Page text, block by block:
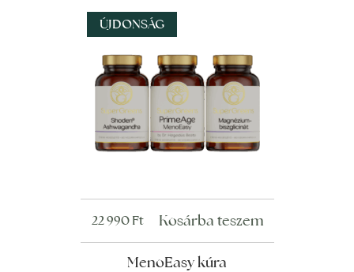
ÚJDONSÁG
MenoEasy kúra
22 990Ft Kosárba teszem